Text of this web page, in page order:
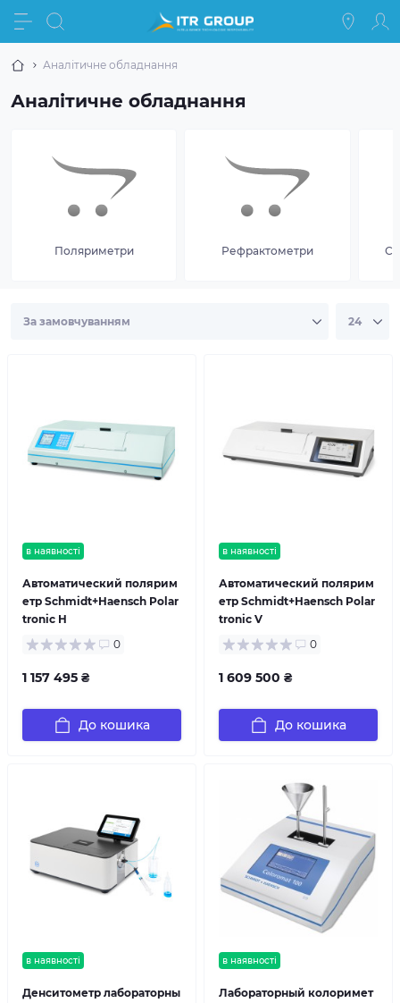
Аналітичне обладнання
Аналітичне обладнання
Поляриметри Рефрактометри
в наявності
Автоматический полярим
етр Schmidt+Haensch Polar
tronic H
0
1 157 495 ₴
До кошика
в наявності
Автоматический полярим
етр Schmidt+Haensch Polar
tronic V
0
1 609 500 ₴
До кошика
в наявності
Денситометр лабораторны
в наявності
Лабораторный колоримет